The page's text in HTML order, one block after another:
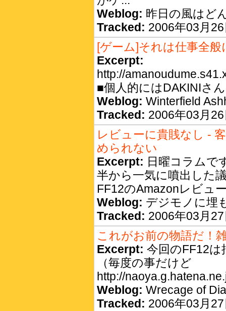
Weblog: 昨日の風はど
Tracked: 2006年03月
[ゲーム]それは仕事全
Excerpt:
http://
■個人的にはDAKINIさ
Weblog: Winterfield
Tracked: 2006年03月
レビューに貴賎なし -
められない
Excerpt: 日曜コラム
半から一気に噴出した
FF12のAmazonレビ
Weblog: デジモノに埋
Tracked: 2006年03月
これがお前の物語だ！
Excerpt: 今回のFF12
（毎度の事だけど
http://
Weblog: Wrecage of
Tracked: 2006年03月